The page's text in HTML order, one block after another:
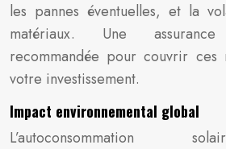
les pannes éventuelles, et la
matériaux. Une
recommandée pour couvrir ces
votre investissement.
Impact environnemental global
L’autoconsommation